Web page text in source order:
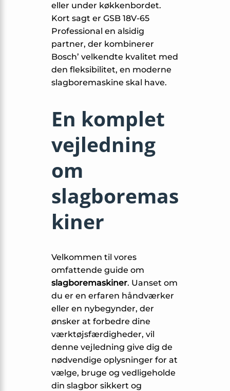
eller under køkkenbordet.
Kort sagt er GSB 18V-65
Professional en alsidig
partner, der kombinerer
Bosch’ velkendte kvalitet med
den fleksibilitet, en moderne
slagboremaskine skal have.
En komplet
vejledning
om
slagboremas
kiner
Velkommen til vores
omfattende guide om
slagboremaskiner. Uanset om
du er en erfaren håndværker
eller en nybegynder, der
ønsker at forbedre dine
værktøjsfærdigheder, vil
denne vejledning give dig de
nødvendige oplysninger for at
vælge, bruge og vedligeholde
din slagbor sikkert og